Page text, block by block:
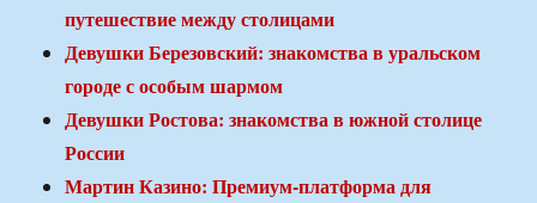
путешествие между столицами
Девушки Березовский: знакомства в уральском
городе с особым шармом
Девушки Ростова: знакомства в южной столице
России
Мартин Казино: Премиум-платформа для